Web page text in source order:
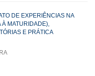
DE EXPERIÊNCIAS NA
À MATURIDADE),
E PRÁTICA